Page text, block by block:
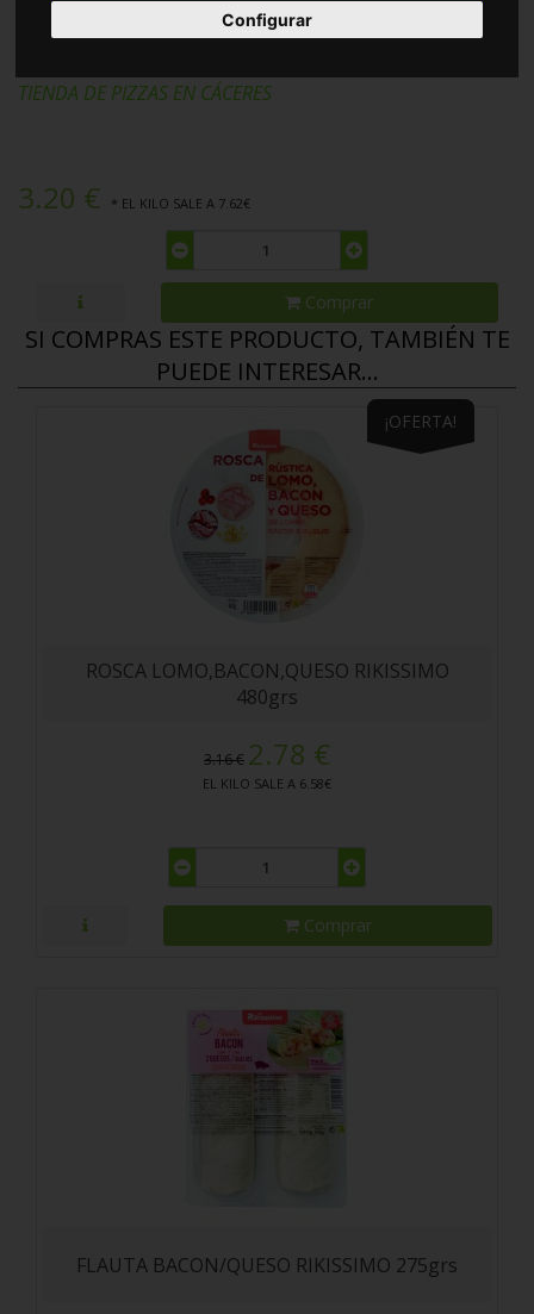
Configurar
PIZZA 4 QUESOS CASA TARRADELLAS
TIENDA DE PIZZAS EN CÁCERES
3.20 € * EL KILO SALE A 7.62€
Comprar
SI COMPRAS ESTE PRODUCTO, TAMBIÉN TE
PUEDE INTERESAR...
¡OFERTA!
ROSCA LOMO,BACON,QUESO RIKISSIMO
480grs
3.16 € 2.78 €
EL KILO SALE A 6.58€
Comprar
FLAUTA BACON/QUESO RIKISSIMO 275grs